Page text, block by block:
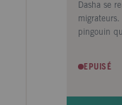
Dasha se
pingouin
comme
EPUISÉ